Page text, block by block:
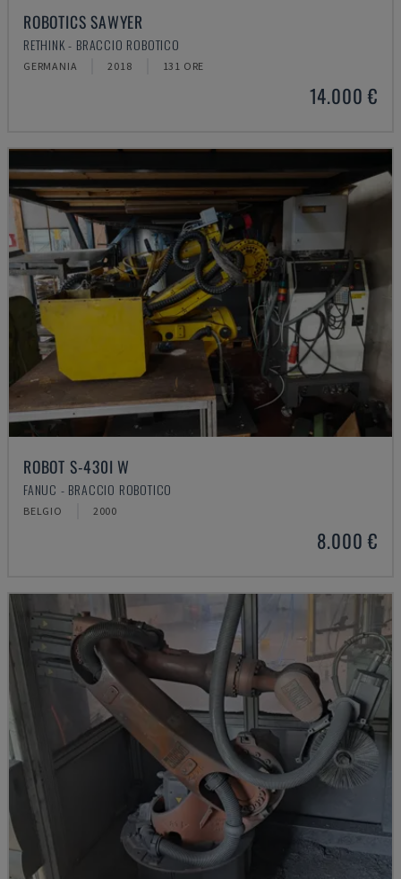
ROBOTICS SAWYER
RETHINK - BRACCIO ROBOTICO
GERMANIA 2018 131 ORE
14.000 €
ROBOT S-430I W
FANUC - BRACCIO ROBOTICO
BELGIO 2000
8.000 €